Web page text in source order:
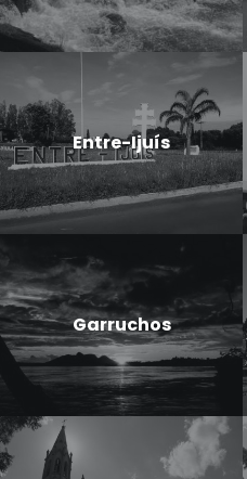
Entre-Ijuís
Garruchos